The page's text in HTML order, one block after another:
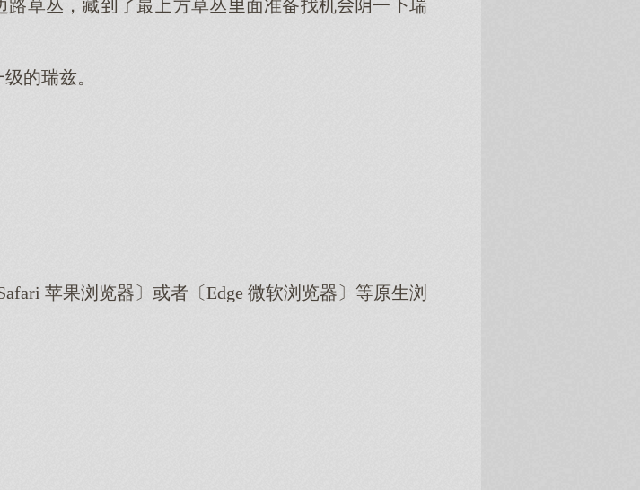
路草丛，藏了最方草丛面准备找机一瑞
的瑞兹。
苹果浏览器〕或者〔Edge 微软浏览器〕等原生浏